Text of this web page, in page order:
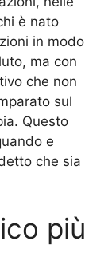
è nato
in modo
ma con
che non
sul
Questo
e
che sia
più